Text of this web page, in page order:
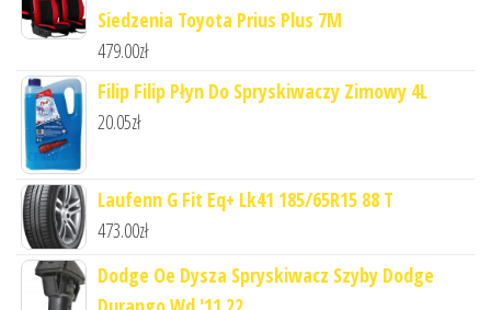
Siedzenia Toyota Prius Plus 7M
479.00zł
Filip Filip Płyn Do Spryskiwaczy Zimowy 4L
20.05zł
Laufenn G Fit Eq+ Lk41 185/65R15 88 T
473.00zł
Dodge Oe Dysza Spryskiwacz Szyby Dodge